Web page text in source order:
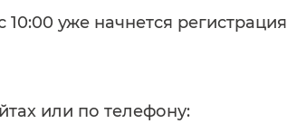
уже начнется регистрация
или по телефону: